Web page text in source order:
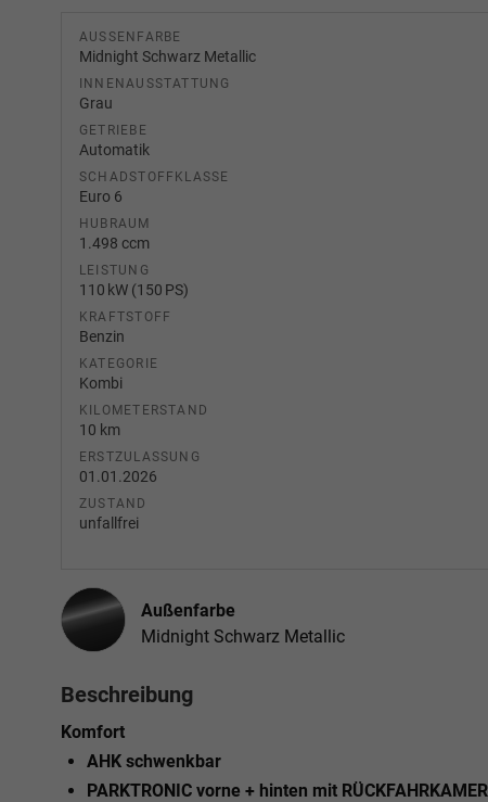
AUSSENFARBE
Midnight Schwarz Metallic
INNENAUSSTATTUNG
Grau
GETRIEBE
Automatik
SCHADSTOFFKLASSE
Euro 6
HUBRAUM
1.498 ccm
LEISTUNG
110 kW (150 PS)
KRAFTSTOFF
Benzin
KATEGORIE
Kombi
KILOMETERSTAND
10 km
ERSTZULASSUNG
01.01.2026
ZUSTAND
unfallfrei
Außenfarbe
Midnight Schwarz Metallic
Beschreibung
Komfort
AHK schwenkbar
PARKTRONIC vorne + hinten mit